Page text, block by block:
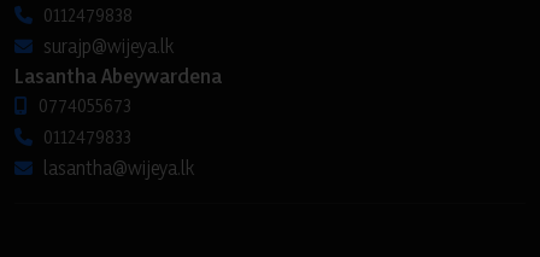
0112479838
surajp@wijeya.lk
Lasantha Abeywardena
0774055673
0112479833
lasantha@wijeya.lk